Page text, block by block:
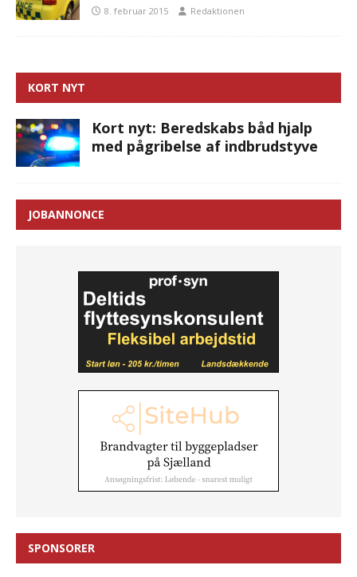
8. februar 2015 Redaktionen
KORT NYT
Kort nyt: Beredskabs båd hjalp
med pågribelse af indbrudstyve
JOBANNONCE
SPONSORER